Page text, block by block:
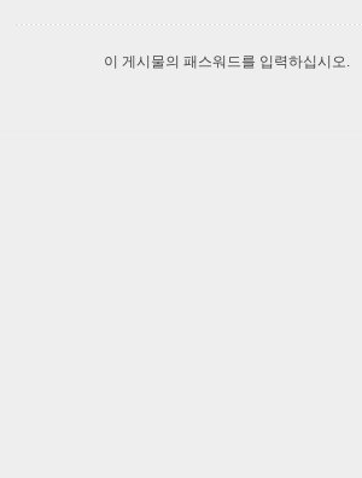
이 게시물의 패스워드를 입력하십시오.